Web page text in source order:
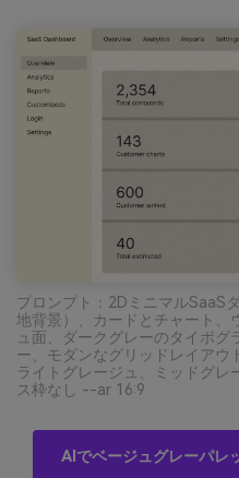
プロンプト：2DミニマルSaaS
地背景）、カードとチャート、
ュ面、ダークグレーのタイポ
ー、モダンなグリッドレイアウ
ライトグレージュ、ミッドグレ
ス枠なし --ar 16:9
AIでベージュグレーパレ